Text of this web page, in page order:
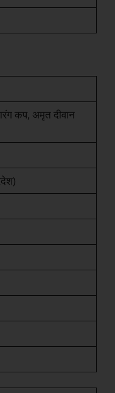
कप, अमृत दीवान